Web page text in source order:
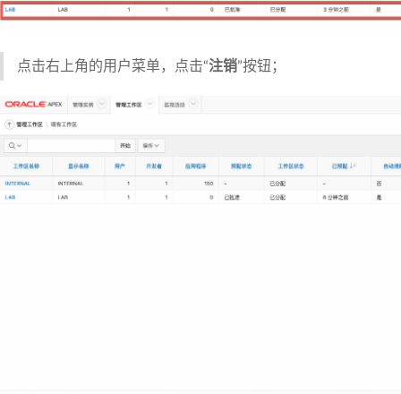
点击右上角的用户菜单，点击“注销”按钮；